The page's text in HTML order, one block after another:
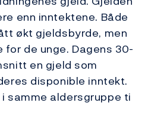
enn inntektene. Både
økt gjeldsbyrde, men
de unge. Dagens 30-
en gjeld som
disponible inntekt.
samme aldersgruppe ti